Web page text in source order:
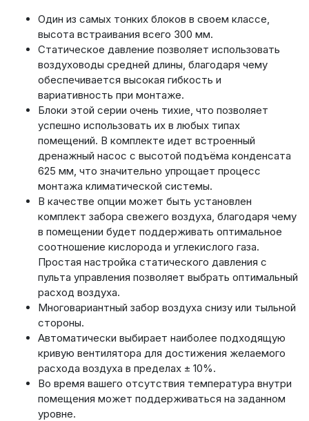
Один из самых тонких блоков в своем классе,
высота встраивания всего 300 мм.
Статическое давление позволяет использовать
воздуховоды средней длины, благодаря чему
обеспечивается высокая гибкость и
вариативность при монтаже.
Блоки этой серии очень тихие, что позволяет
успешно использовать их в любых типах
помещений. В комплекте идет встроенный
дренажный насос с высотой подъёма конденсата
625 мм, что значительно упрощает процесс
монтажа климатической системы.
В качестве опции может быть установлен
комплект забора свежего воздуха, благодаря чему
в помещении будет поддерживать оптимальное
соотношение кислорода и углекислого газа.
Простая настройка статического давления с
пульта управления позволяет выбрать оптимальный
расход воздуха.
Многовариантный забор воздуха снизу или тыльной
стороны.
Автоматически выбирает наиболее подходящую
кривую вентилятора для достижения желаемого
расхода воздуха в пределах ± 10%.
Во время вашего отсутствия температура внутри
помещения может поддерживаться на заданном
уровне.